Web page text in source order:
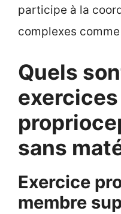
participe à la
complexes
Quels
sans
Exercice
membre